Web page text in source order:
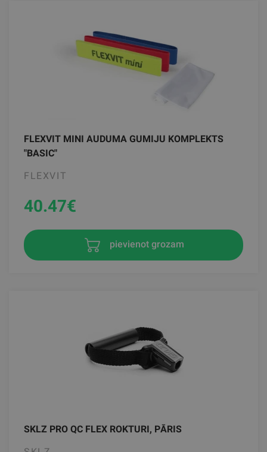
FLEXVIT MINI AUDUMA GUMIJU KOMPLEKTS
"BASIC"
FLEXVIT
40.47€
pievienot grozam
SKLZ PRO QC FLEX ROKTURI, PĀRIS